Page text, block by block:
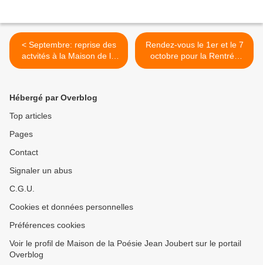
< Septembre: reprise des
actvités à la Maison de la
Poésie Jean Joubert
Rendez-vous le 1er et le 7
octobre pour la Rentrée
littéraire en poésie >
Hébergé par Overblog
Top articles
Pages
Contact
Signaler un abus
C.G.U.
Cookies et données personnelles
Préférences cookies
Voir le profil de Maison de la Poésie Jean Joubert sur le portail
Overblog